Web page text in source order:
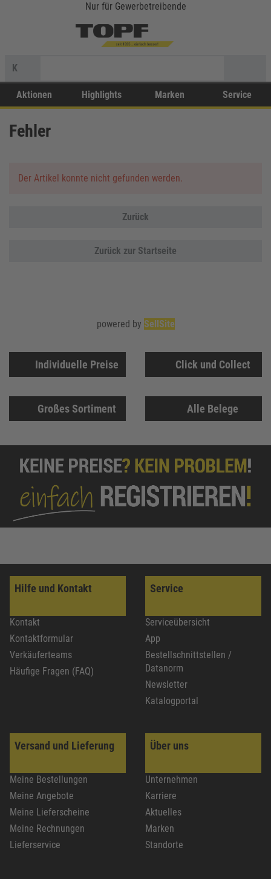
Nur für Gewerbetreibende
K
Aktionen Highlights Marken Service
Fehler
Der Artikel konnte nicht gefunden werden.
Zurück
Zurück zur Startseite
Individuelle Preise Click und Collect
Großes Sortiment Alle Belege
Hilfe und Kontakt
Kontakt
Kontaktformular
Verkäuferteams
Häufige Fragen (FAQ)
Service
Serviceübersicht
App
Bestellschnittstellen /
Datanorm
Newsletter
Katalogportal
Versand und Lieferung
Meine Bestellungen
Meine Angebote
Meine Lieferscheine
Meine Rechnungen
Lieferservice
Über uns
Unternehmen
Karriere
Aktuelles
Marken
Standorte
powered by SellSite